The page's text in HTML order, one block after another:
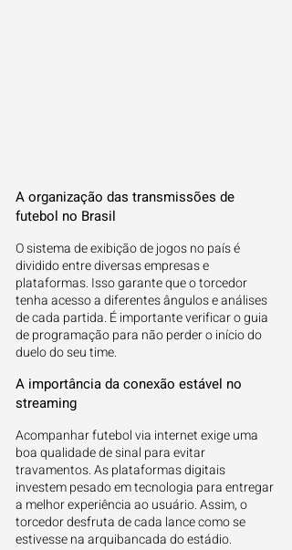
A organização das transmissões de
futebol no Brasil
O sistema de exibição de jogos no país é
dividido entre diversas empresas e
plataformas. Isso garante que o torcedor
tenha acesso a diferentes ângulos e análises
de cada partida. É importante verificar o guia
de programação para não perder o início do
duelo do seu time.
A importância da conexão estável no
streaming
Acompanhar futebol via internet exige uma
boa qualidade de sinal para evitar
travamentos. As plataformas digitais
investem pesado em tecnologia para entregar
a melhor experiência ao usuário. Assim, o
torcedor desfruta de cada lance como se
estivesse na arquibancada do estádio.